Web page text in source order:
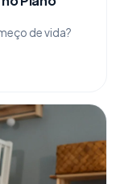
de vida?